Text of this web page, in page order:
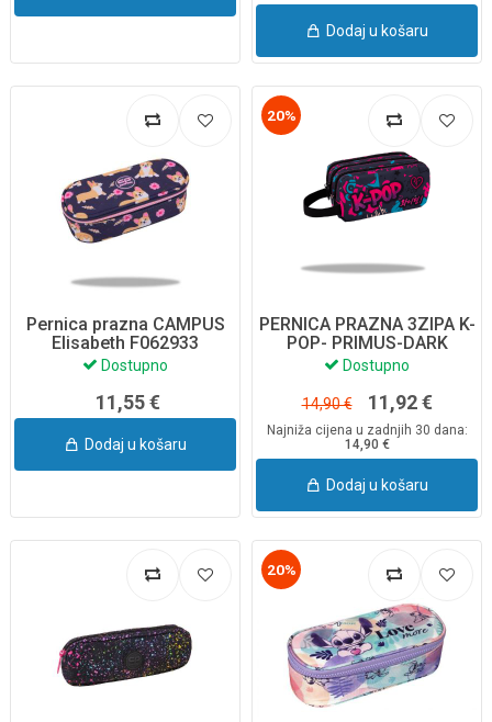
Dodaj u košaru
Pernica prazna CAMPUS
Elisabeth F062933
CoolPack
Dostupno
11,55 €
Dodaj u košaru
20%
PERNICA PRAZNA 3ZIPA K-
POP- PRIMUS-DARK
F060036
Dostupno
14,90 € 11,92 €
Najniža cijena u zadnjih 30 dana:
14,90 €
Dodaj u košaru
20%